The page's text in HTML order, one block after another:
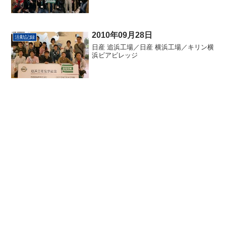
活動記録 2010年09月28日
日産 追浜工場／日産 横浜工場／キリン横
浜ビアビレッジ